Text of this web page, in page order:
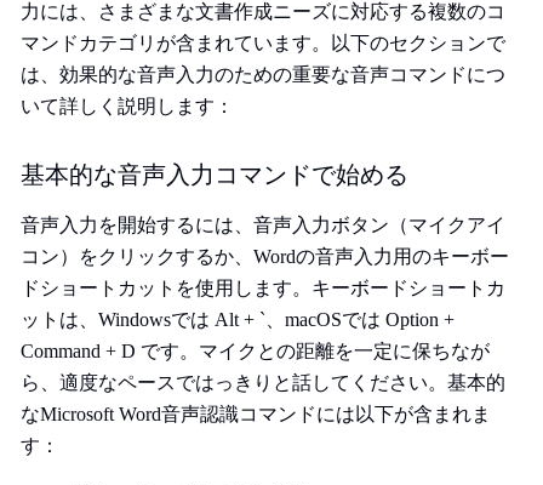
力には、さまざまな文書作成ニーズに対応する複数のコ
マンドカテゴリが含まれています。以下のセクションで
は、効果的な音声入力のための重要な音声コマンドにつ
いて詳しく説明します：
基本的な音声入力コマンドで始める
音声入力を開始するには、音声入力ボタン（マイクアイ
コン）をクリックするか、Wordの音声入力用のキーボー
ドショートカットを使用します。キーボードショートカ
ットは、Windowsでは Alt + `、macOSでは Option +
Command + D です。マイクとの距離を一定に保ちなが
ら、適度なペースではっきりと話してください。基本的
なMicrosoft Word音声認識コマンドには以下が含まれま
す：